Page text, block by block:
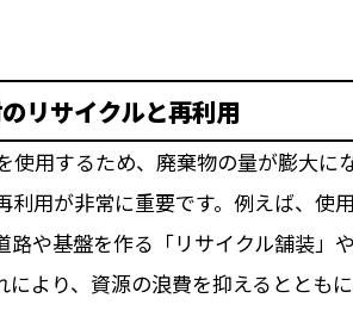
リサイクルと再利用
用するため、廃棄物の量が膨大に
用が非常に重要です。例えば、使
路や基盤を作る「リサイクル舗装」
より、資源の浪費を抑えるととも